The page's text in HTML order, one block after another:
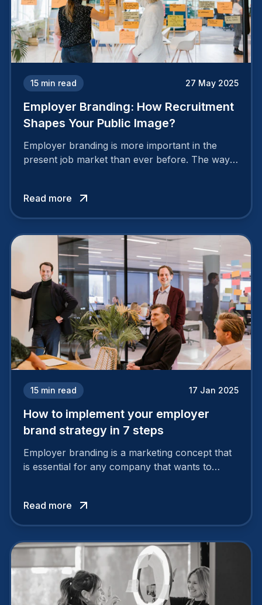
15 min read 27 May 2025
Employer Branding: How Recruitment
Shapes Your Public Image?
Employer branding is more important in the
present job market than ever before. The way
Read more
15 min read 17 Jan 2025
How to implement your employer
brand strategy in 7 steps
Employer branding is a marketing concept that
is essential for any company that wants to
solid and positive employer brand are clear, you
cannot simply wave a magic wand for it to be
Read more